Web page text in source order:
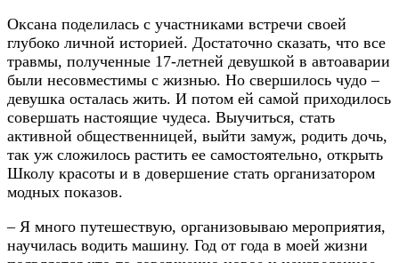
Оксана поделилась с участниками встречи своей
глубоко личной историей. Достаточно сказать, что все
травмы, полученные 17-летней девушкой в автоаварии
были несовместимы с жизнью. Но свершилось чудо –
девушка осталась жить. И потом ей самой приходилось
совершать настоящие чудеса. Выучиться, стать
активной общественницей, выйти замуж, родить дочь,
так уж сложилось растить ее самостоятельно, открыть
Школу красоты и в довершение стать организатором
модных показов.
– Я много путешествую, организовываю мероприятия,
научилась водить машину. Год от года в моей жизни